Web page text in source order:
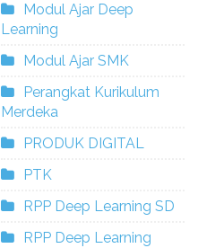
Modul Ajar Deep
Learning
Modul Ajar SMK
Perangkat Kurikulum
Merdeka
PRODUK DIGITAL
PTK
RPP Deep Learning SD
RPP Deep Learning